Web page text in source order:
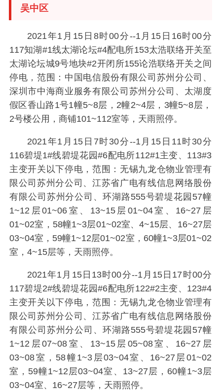
吴中区
2021年1月15日8时00分--1月15日16时00分
117知湖#1线太湖论坛#4配电所153太浩联络开关至
太湖论坛城9号地块#2开闭所155论浩联络开关之间
停电，范围：中国电信股份有限公司苏州分公司、
深圳市中海商业服务有限公司苏州分公司、太湖度
假区香山路1号1幢5~8层，2幢2~4层，3幢5~8层，
2号楼公用，商铺101~112室等，天雨照停。
2021年1月15日7时30分--1月15日11时30分
116碧堤1#线碧堤花园#6配电所112#1主变、113#3
主变开关以下停电，范围：无锡九龙仓物业管理有
限公司苏州分公司、江苏省广电有线信息网络股份
有限公司苏州分公司、环湖路555号碧堤花园57幢
1~12层01~06室、13~15层01~04室、16~27层
01~02室，58幢1~3层01~02室、4~15层、16~27层
03~04室，59幢1~12层01~02室，60幢1~3层01~02
室，4~15层等，天雨照停。
2021年1月15日13时00分--1月15日17时00分
117碧堤2#线碧堤花园#6配电所122#2主变、123#4
主变开关以下停电，范围：无锡九龙仓物业管理有
限公司苏州分公司、江苏省广电有线信息网络股份
有限公司苏州分公司、环湖路555号碧堤花园57幢
1~12层07~08室、13~15层05~08室、16~27层
03~08室，58幢1~3层03~04室、16~27层01~02
室，59幢1~12层03~04室、13~27层，60幢1~3层
03~04室、16~27层等，天雨照停。